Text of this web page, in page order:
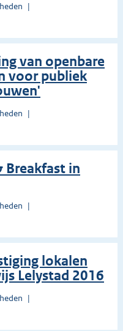
van openbare
voor publiek
Breakfast in
lokalen
Lelystad 2016